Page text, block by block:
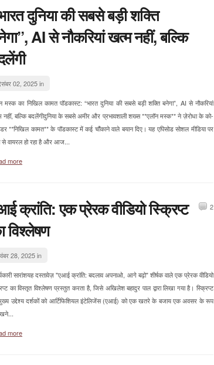
दुनिया की सबसे बड़ी शक्ति
AI से नौकरियां खत्म नहीं, बल्कि
02, 2025 in
मस्क का निखिल कामत पॉडकास्ट: “भारत दुनिया की सबसे बड़ी शक्ति बनेगा”, AI से नौकरियां
नहीं, बल्कि बदलेंगीदुनिया के सबसे अमीर और प्रभावशाली शख्स **एलॉन मस्क** ने ज़ेरोधा के को-
**निखिल कामत** के पॉडकास्ट में कई चौंकाने वाले बयान दिए। यह एपिसोड सोशल मीडिया पर
से वायरल हो रहा है और आज...
more
क्रांति: एक प्रेरक वीडियो स्क्रिप्ट
विश्लेषण
2
28, 2025 in
सारांशयह दस्तावेज़ "एआई क्रांति: बदलाव अपनाओ, आगे बढ़ो" शीर्षक वाले एक प्रेरक वीडियो
का विस्तृत विश्लेषण प्रस्तुत करता है, जिसे अखिलेश बहादुर पाल द्वारा लिखा गया है। स्क्रिप्ट
उद्देश्य दर्शकों को आर्टिफिशियल इंटेलिजेंस (एआई) को एक खतरे के बजाय एक अवसर के रूप
more